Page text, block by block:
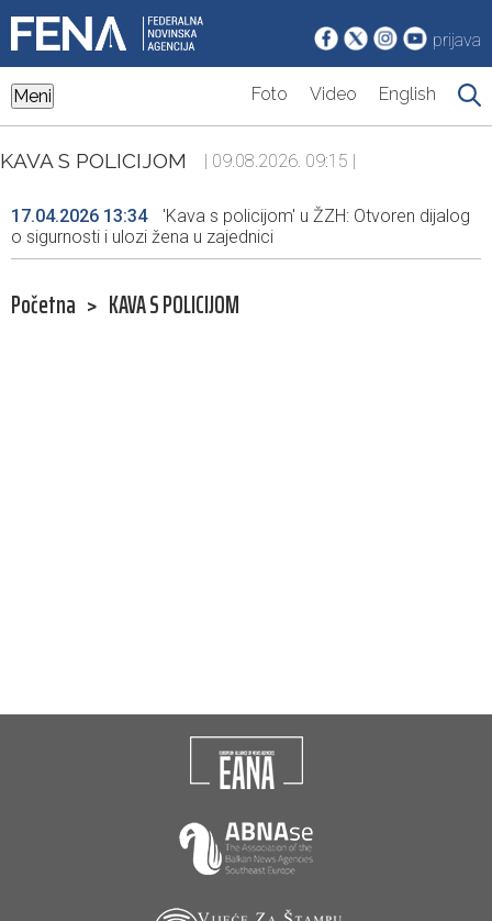
prijava
Meni Foto Video English
KAVA S POLICIJOM | 09.08.2026. 09:15 |
17.04.2026 13:34
'Kava s policijom' u ŽZH: Otvoren dijalog
o sigurnosti i ulozi žena u zajednici
Početna > KAVA S POLICIJOM